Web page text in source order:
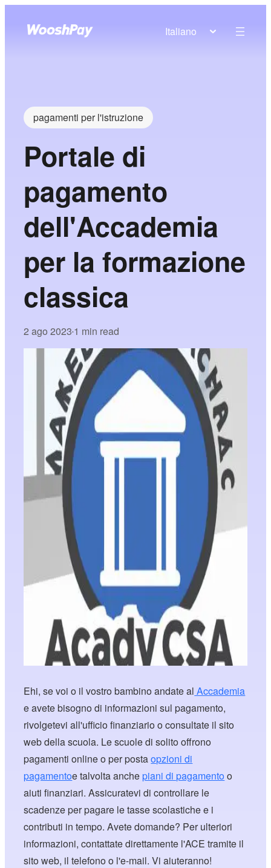
Italiano
pagamenti per l'istruzione
Portale di
pagamento
dell'Accademia
per la formazione
classica
2 ago 2023•1 min read
Ehi, se voi o il vostro bambino andate al Accademia
e avete bisogno di informazioni sul pagamento,
rivolgetevi all'ufficio finanziario o consultate il sito
web della scuola. Le scuole di solito offrono
pagamenti online o per postaopzioni di
pagamentoe talvolta anchepiani di pagamento o
aiuti finanziari. Assicuratevi di controllare le
scadenze per pagare le tasse scolastiche e i
contributi in tempo. Avete domande? Per ulteriori
informazioni, contattate direttamente l'ACE tramite il
sito web, il telefono o l'e-mail. Vi aiuteranno!